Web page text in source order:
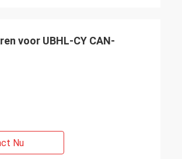
voor UBHL-CY CAN-
Nu